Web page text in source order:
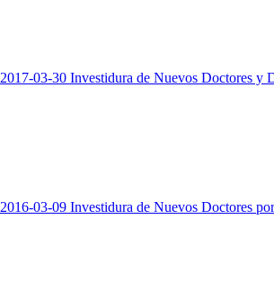
2017-03-30 Investidura de Nuevos Doctores y
2016-03-09 Investidura de Nuevos Doctores